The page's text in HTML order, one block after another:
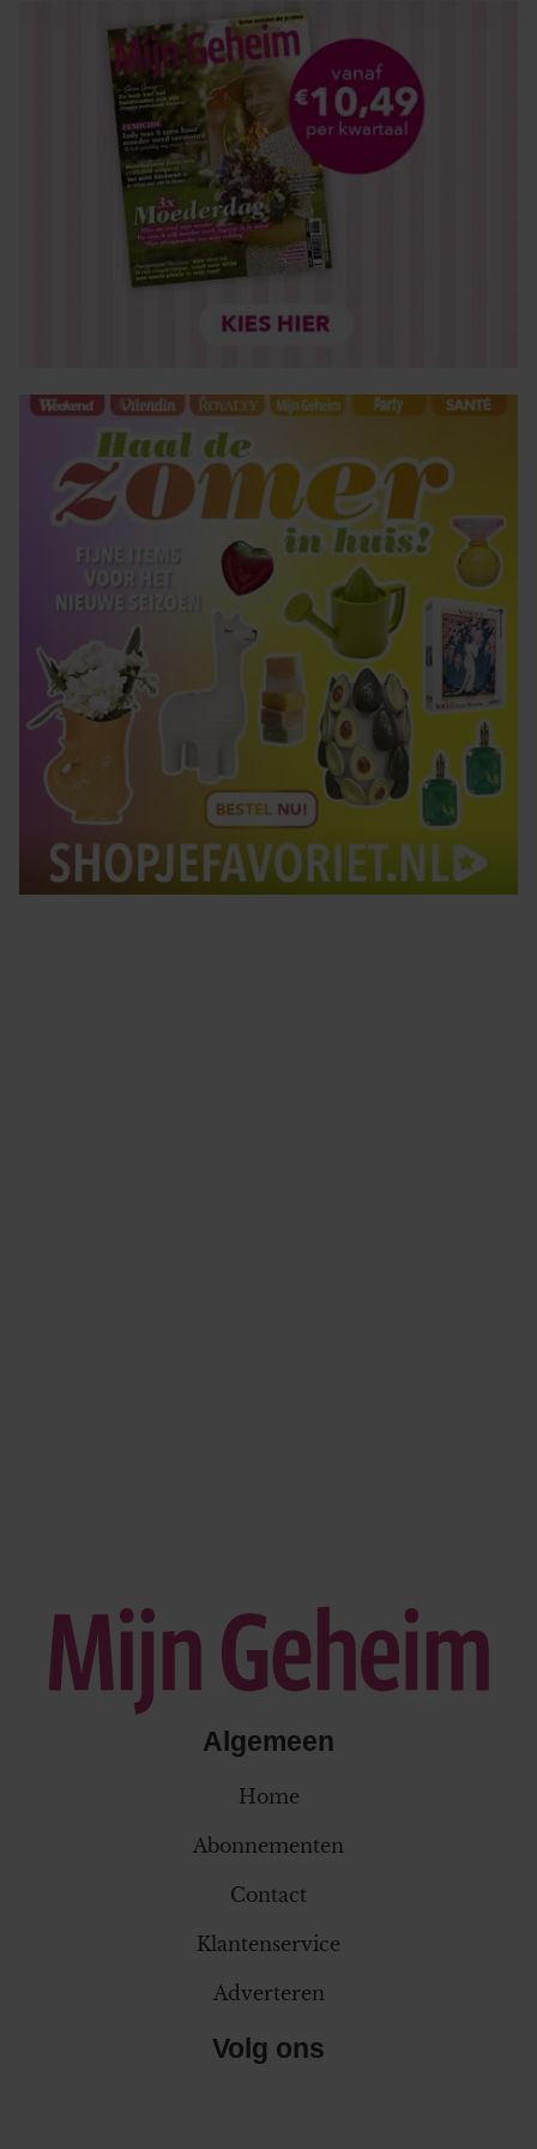
en om ons websiteverkeer te analyseren. Ook delen we
informatie over uw gebruik van onze site met onze
partners voor social media, adverteren en analyse. Deze
partners kunnen deze gegevens combineren met andere
informatie die u aan ze heeft verstrekt of die ze hebben
verzameld op basis van uw gebruik van hun services. U
gaat akkoord met onze cookies als u onze website blijft
Algemeen
Home
Abonnementen
Contact
Klantenservice
Adverteren
Volg ons